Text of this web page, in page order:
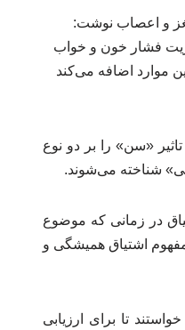
و اعصاب نوشت:
فشار خون و خواب
موارد اضافه می‌کند
«سن» را بر دو نوع
شناخته می‌شوند.
در زمانی که موضوع
اشتیاق همیشگی و
از ۱۲۰۰ بزرگسال بین ۲۰ تا ۸۴ سال با میانگین سنی ۴۴ سال خواستند تا برای ارزیابی